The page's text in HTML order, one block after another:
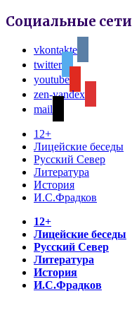
Социальные сети
vkontakte
twitter
youtube
zen-yandex
mail
12+
Лицейские беседы
Русский Север
Литература
История
И.С.Фрадков
12+
Лицейские беседы
Русский Север
Литература
История
И.С.Фрадков